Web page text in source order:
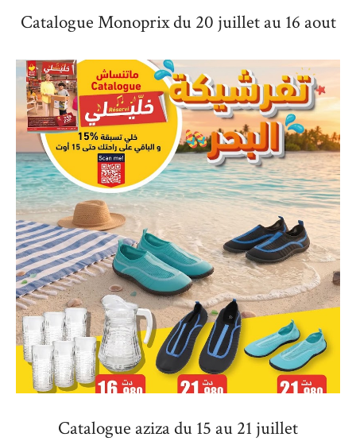
Catalogue Monoprix du 20 juillet au 16 aout
Catalogue aziza du 15 au 21 juillet